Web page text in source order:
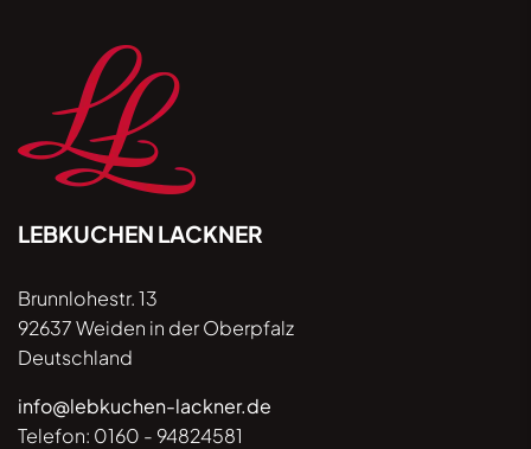
LEBKUCHEN LACKNER
Brunnlohestr. 13
92637 Weiden in der Oberpfalz
Deutschland
info@lebkuchen-lackner.de
Telefon: 0160 - 94824581